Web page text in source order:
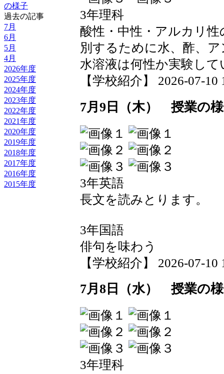
の様子
過去の記事
7月
6月
5月
4月
2026年度
2025年度
2024年度
2023年度
2022年度
2021年度
2020年度
2019年度
2018年度
2017年度
2016年度
2015年度
3年理科
酸性・中性・アルカリ
別するために水、酢、
水溶液は何性か実験し
【学校紹介】 2026-07-10
7月9日（木） 授業の
3年英語
長文を読みとります。
3年国語
俳句を味わう
【学校紹介】 2026-07-10
7月8日（水） 授業の
3年理科